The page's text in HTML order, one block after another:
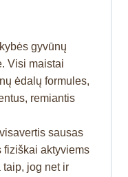
gyvūnų
Visi maistai
ėdalų formules,
remiantis
sausas
fiziškai aktyviems
jog net ir